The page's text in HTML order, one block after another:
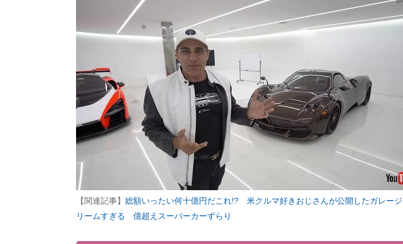
【関連記事】 総額いったい何十億円だこれ!? 米クルマ好きおじさんが公開したガレージ
リームすぎる 億超えスーパーカーずらり